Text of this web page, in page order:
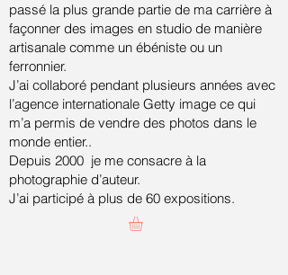
passé la plus grande partie de ma carrière à
façonner des images en studio de manière
artisanale comme un ébéniste ou un
ferronnier.
J’ai collaboré pendant plusieurs années avec
l’agence internationale Getty image ce qui
m’a permis de vendre des photos dans le
monde entier..
Depuis 2000 je me consacre à la
photographie d’auteur.
J’ai participé à plus de 60 expositions.